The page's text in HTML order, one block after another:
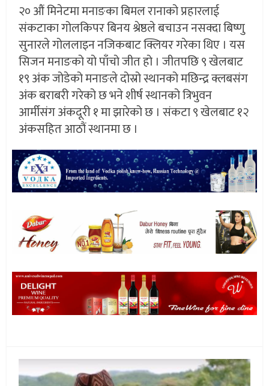
२० औं मिनेटमा मनाङका बिमल रानाको प्रहारलाई
संकटाका गोलकिपर बिनय श्रेष्ठले बचाउन नसक्दा बिष्णु
सुनारले गोललाइन नजिकबाट क्लियर गरेका थिए । यस
सिजन मनाङको यो पाँचो जीत हो । जीतपछि ९ खेलबाट
१९ अंक जोडेको मनाङले दोस्रो स्थानको मछिन्द्र क्लबसंग
अंक बराबरी गरेको छ भने शीर्ष स्थानको त्रिभुवन
आर्मीसंग अंकदूरी १ मा झारेको छ । संकटा ९ खेलबाट १२
अंकसहित आठौं स्थानमा छ ।